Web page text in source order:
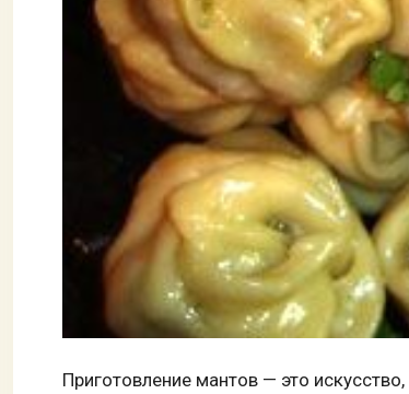
Приготовление мантов — это